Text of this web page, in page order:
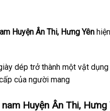
Huyện Ân Thi, Hưng Yên
dép trở thành một vật
của người mang
nam Huyện Ân Thi,